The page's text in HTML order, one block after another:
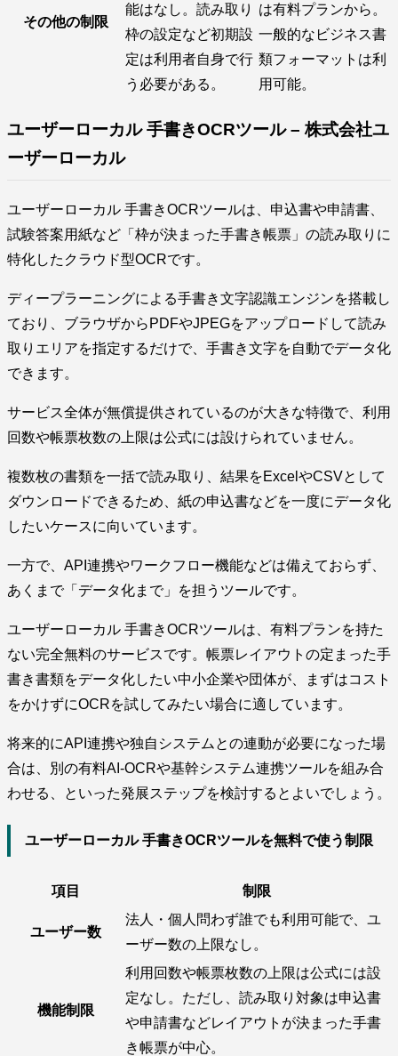
その他の制限
能はなし。読み取り
枠の設定など初期設
定は利用者自身で行
う必要がある。
は有料プランから。
一般的なビジネス書
類フォーマットは利
用可能。
ユーザーローカル 手書きOCRツール – 株式会社ユ
ーザーローカル
ユーザーローカル 手書きOCRツールは、申込書や申請書、
試験答案用紙など「枠が決まった手書き帳票」の読み取りに
特化したクラウド型OCRです。
ディープラーニングによる手書き文字認識エンジンを搭載し
ており、ブラウザからPDFやJPEGをアップロードして読み
取りエリアを指定するだけで、手書き文字を自動でデータ化
できます。
サービス全体が無償提供されているのが大きな特徴で、利用
回数や帳票枚数の上限は公式には設けられていません。
複数枚の書類を一括で読み取り、結果をExcelやCSVとして
ダウンロードできるため、紙の申込書などを一度にデータ化
したいケースに向いています。
一方で、API連携やワークフロー機能などは備えておらず、
あくまで「データ化まで」を担うツールです。
ユーザーローカル 手書きOCRツールは、有料プランを持た
ない完全無料のサービスです。帳票レイアウトの定まった手
書き書類をデータ化したい中小企業や団体が、まずはコスト
をかけずにOCRを試してみたい場合に適しています。
将来的にAPI連携や独自システムとの連動が必要になった場
合は、別の有料AI-OCRや基幹システム連携ツールを組み合
わせる、といった発展ステップを検討するとよいでしょう。
ユーザーローカル 手書きOCRツールを無料で使う制限
項目 制限
ユーザー数
法人・個人問わず誰でも利用可能で、ユ
ーザー数の上限なし。
機能制限
利用回数や帳票枚数の上限は公式には設
定なし。ただし、読み取り対象は申込書
や申請書などレイアウトが決まった手書
き帳票が中心。